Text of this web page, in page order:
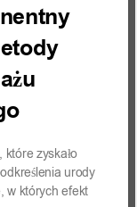
zyskało
urody
w których efekt